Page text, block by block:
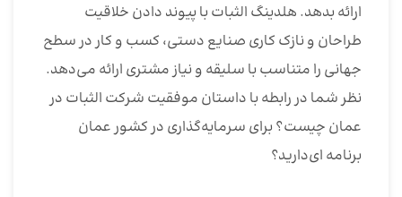
ارائه بدهد. هلدینگ الثبات با پیوند دادن خلاقیت
طراحان و نازک کاری صنایع دستی، کسب و کار در سطح
جهانی را متناسب با سلیقه و نیاز مشتری ارائه می‌دهد.
نظر شما در رابطه با داستان موفقیت شرکت الثبات در
عمان چیست؟ برای سرمایه‌گذاری در کشور عمان
برنامه ای‌دارید؟